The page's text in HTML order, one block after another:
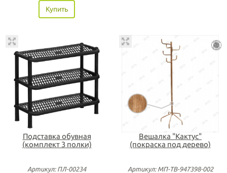
Купить
Подставка обувная
(комплект 3 полки)
Артикул: ПЛ-00234
Вешалка "Кактус"
(покраска под дерево)
Артикул: МП-ТВ-947398-002